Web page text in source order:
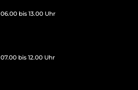
06.00 bis 13.00 Uhr
07.00 bis 12.00 Uhr